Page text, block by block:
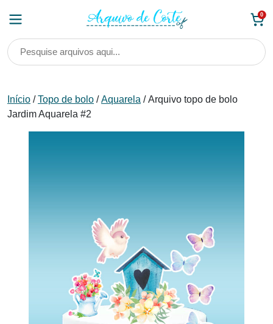
0
Início /Topo de bolo /Aquarela / Arquivo topo de bolo
Jardim Aquarela #2